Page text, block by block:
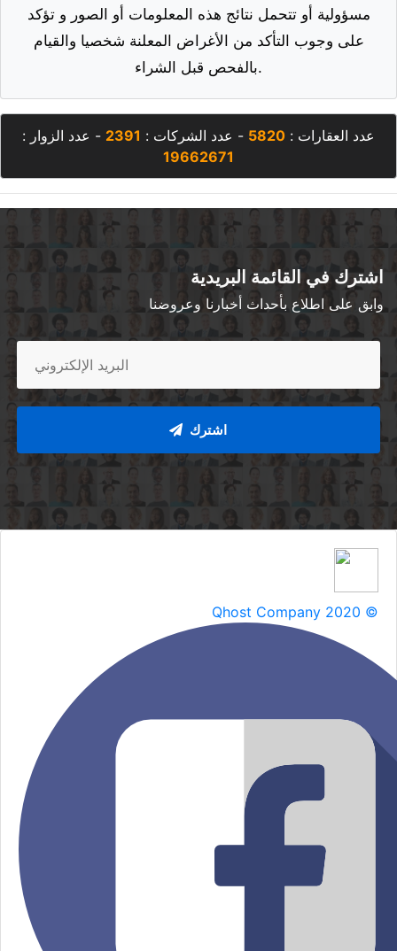
مسؤولية أو تتحمل نتائج هذه المعلومات أو الصور و تؤكد
على وجوب التأكد من الأغراض المعلنة شخصيا والقيام
بالفحص قبل الشراء.
عدد العقارات : 5820 - عدد الشركات : 2391 - عدد الزوار :
19662671
اشترك في القائمة البريدية
وابق على اطلاع بأحداث أخبارنا وعروضنا
اشترك
Qhost Company 2020 ©